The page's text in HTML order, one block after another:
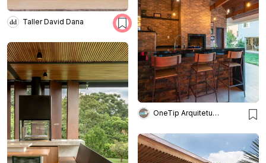
Taller David Dana
OneTip Arquitetura e Engenharia